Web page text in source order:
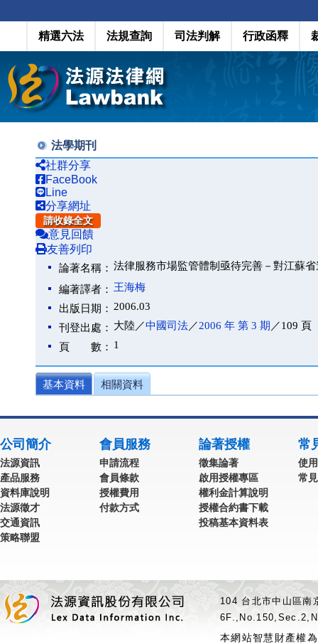
精選六法 法規查詢 司法判解 行政函釋
法學期刊
社群分享
FaceBook
Line
分享網址
請收錄全文
意見回饋
友善列印
論著名稱： 法律服務市場監管體制亟待完善－對江蘇
編著譯者： 王海梅
出版日期： 2006.03
刊登出處： 大陸／中國司法／2006 年 第 3 期 ／109 頁
頁 數： 1
基本資料 相關資料
公司簡介
法源資訊
產品服務
資料庫說明
法源徵才
交通資訊
策略聯盟
會員服務
申請流程
會員條款
授權費用
付款方式
論著授權
徵集論著
啟用授權專區
權利金計算說明
授權合約書下載
投稿基本資料表
常
使
常
104 台北市中山區
本網站智慧財產權